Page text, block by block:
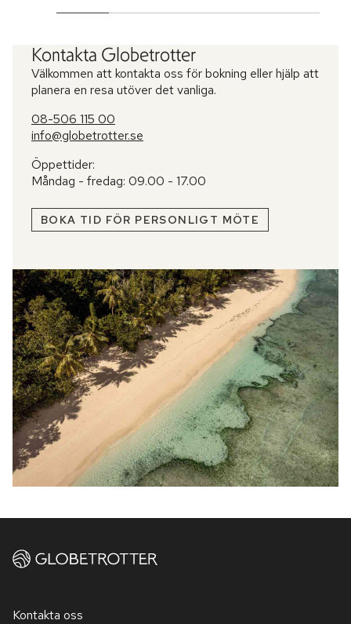
Kontakta Globetrotter
Välkommen att kontakta oss för bokning eller hjälp att
planera en resa utöver det vanliga.
08-506 115 00
info@globetrotter.se
Öppettider:
Måndag - fredag: 09.00 - 17.00
BOKA TID FÖR PERSONLIGT MÖTE
Kontakta oss